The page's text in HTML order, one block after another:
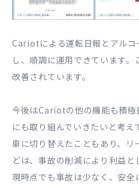
Cariotによる運転日報とアルコ
し、順調に運用できています
改善されています。
今後はCariotの他の機能も積極
にも取り組んでいきたいと考え
車に切り替えたこともあり、リ
どは、事故の削減により利益と
現時点でも事故は少なく、安